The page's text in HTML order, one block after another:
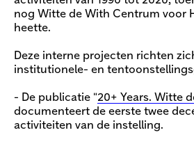
nog Witte de With Centrum voor
heette.
Deze interne projecten richten
institutionele- en
- De publicatie "20+ Years. Witte
documenteert de eerste twee
activiteiten van de instelling.